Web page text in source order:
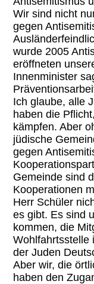
Wir sind nicht
gegen
wurde 2005
eröffneten
Innenminister
Ich glaube, alle
haben die
kämpfen. Aber
jüdische
gegen
Gemeinde sind
Kooperationen
Herr Schüler
es gibt. Es sind
kommen, die
Wohlfahrtsstelle
der Juden
Aber wir, die
haben den